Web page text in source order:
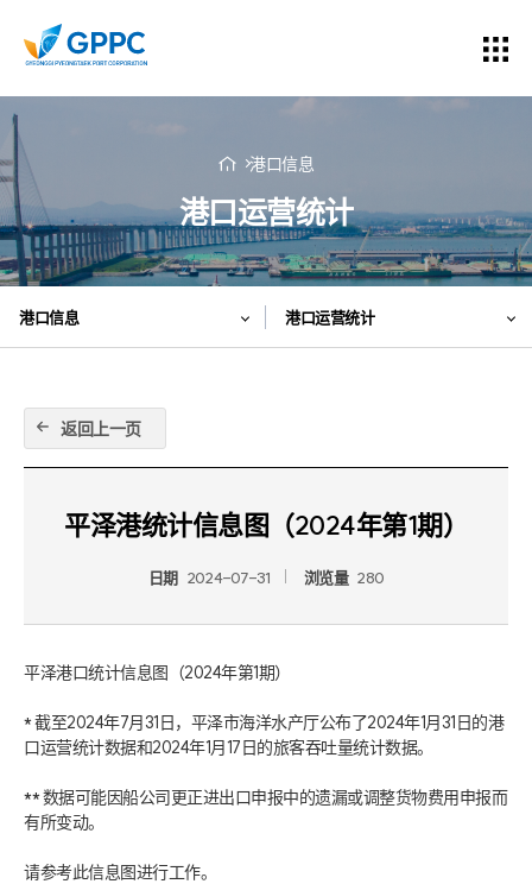
港口信息
港口运营统计
港口信息 港口运营统计
返回上一页
平泽港统计信息图（2024年第1期）
日期 2024-07-31 浏览量 280
平泽港口统计信息图（2024年第1期）
* 截至2024年7月31日，平泽市海洋水产厅公布了2024年1月31日的港
口运营统计数据和2024年1月17日的旅客吞吐量统计数据。
** 数据可能因船公司更正进出口申报中的遗漏或调整货物费用申报而
有所变动。
请参考此信息图进行工作。